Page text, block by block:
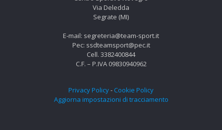
Via Deledda
Segrate (MI)
E-mail: segreteria@team-sport.it
Pec: ssdteamsport@pec.it
Cell. 3382400844
C.F. – P.IVA 09830940962
Privacy Policy- Cookie Policy
Aggiorna impostazioni di tracciamento